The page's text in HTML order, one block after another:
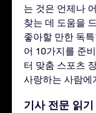
는 것은 언제나
찾는 데 도움을
좋아할 만한 독
어 10가지를 준
터 맞춤 스포츠
사랑하는 사람에
기사 전문 읽기